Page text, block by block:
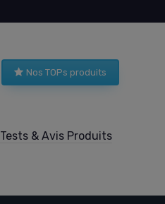
Nos TOPs produits
Tests & Avis Produits